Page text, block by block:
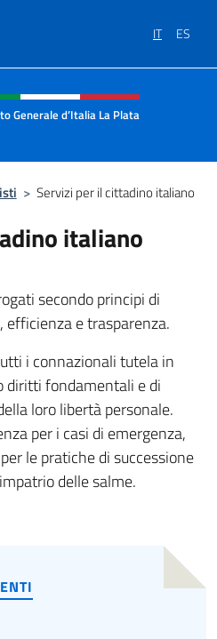
IT ES
social e menù
Generale d’Italia La Plata
> Servizi per il cittadino italiano
italiano
secondo principi di
efficienza e trasparenza.
i connazionali tutela in
diritti fondamentali e di
loro libertà personale.
per i casi di emergenza,
le pratiche di successione
delle salme.